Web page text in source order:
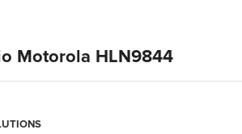
Motorola HLN9844